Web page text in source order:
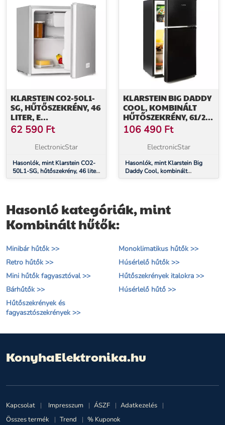
KLARSTEIN CO2-50L1-
SG, HŰTŐSZEKRÉNY, 46
LITER, E
ENERGIAHATÉKONYSÁGI
OSZTÁLY,
ROZSDAMENTES ACÉL,
62 590 Ft
ElectronicStar
Hasonlók, mint Klarstein CO2-
50L1-SG, hűtőszekrény, 46 liter,
E energiahatékonysági osztály,
KLARSTEIN BIG DADDY
COOL, KOMBINÁLT
HŰTŐSZEKRÉNY, 61/26
LITERES, 40 DB, F
ENERGIAHATÉKONYSÁGI
OSZTÁLY, FEKETE
106 490 Ft
ElectronicStar
Hasonlók, mint Klarstein Big
Daddy Cool, kombinált
hűtőszekrény, 61/26 literes, 40
Hasonló kategóriák, mint
Kombinált hűtők:
Minibár hűtők >>
Monoklimatikus hűtők >>
Retro hűtők >>
Húsérlelő hűtők >>
Mini hűtők fagyasztóval >>
Hűtőszekrények italokra >>
Bárhűtők >>
Húsérlelő hűtő >>
Hűtőszekrények és
fagyasztószekrények >>
KonyhaElektronika.hu
Kapcsolat Impresszum ÁSZF
Adatkezelés
Összes termék
Trend % Kuponok